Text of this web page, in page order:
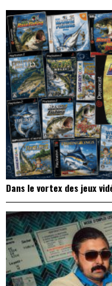
Dans le vortex des jeux